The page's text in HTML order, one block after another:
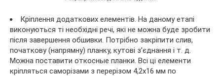
Кріплення додаткових елементів. На даному етапі
виконуються ті необхідні речі, які не можна буде зробити
після завершення обшивки. Потрібно закріпити слив,
початкову (напрямну) планку, кутові з’єднання і т. д.
Можна поставити откосные планки. Всі ці елементи
кріпляться саморізами з перерізом 4,2х16 мм по